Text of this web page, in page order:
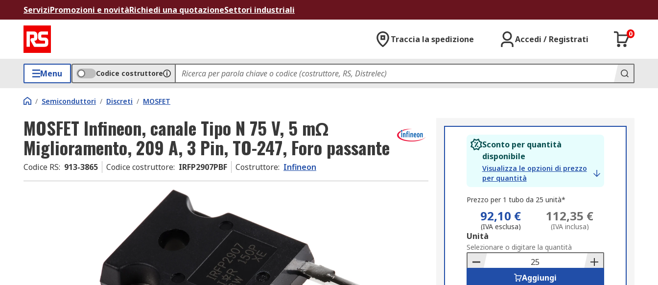
ServiziPromozioni e novitàRichiedi una quotazioneSettori industriali
Traccia la spedizione Accedi / Registrati
0
Menu Codice costruttore
/ Semiconduttori / Discreti / MOSFET
MOSFET Infineon, canale Tipo N 75 V, 5 mΩ
Miglioramento, 209 A, 3 Pin, TO-247, Foro passante
Codice RS: 913-3865 Codice costruttore: IRFP2907PBF Costruttore: Infineon
Sconto per quantità
disponibile
Visualizza le opzioni di prezzo
per quantità
Prezzo per 1 tubo da 25 unità*
92,10 €
(IVA esclusa)
112,35 €
(IVA inclusa)
Add
to
Basket
Unità
Selezionare o digitare la quantità
Aggiungi